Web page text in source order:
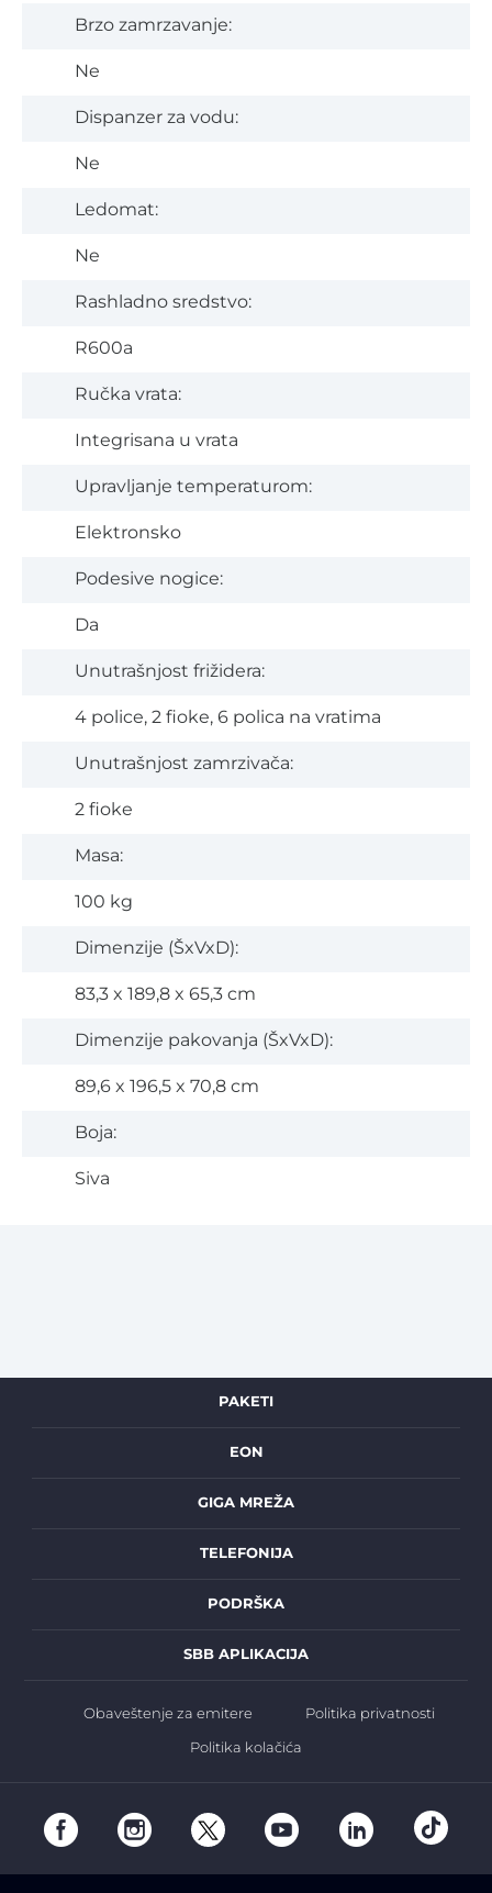
Brzo zamrzavanje:
Ne
Dispanzer za vodu:
Ne
Ledomat:
Ne
Rashladno sredstvo:
R600a
Ručka vrata:
Integrisana u vrata
Upravljanje temperaturom:
Elektronsko
Podesive nogice:
Da
Unutrašnjost frižidera:
4 police, 2 fioke, 6 polica na vratima
Unutrašnjost zamrzivača:
2 fioke
Masa:
100 kg
Dimenzije (ŠxVxD):
83,3 x 189,8 x 65,3 cm
Dimenzije pakovanja (ŠxVxD):
89,6 x 196,5 x 70,8 cm
Boja:
Siva
PAKETI
EON
GIGA MREŽA
TELEFONIJA
PODRŠKA
SBB APLIKACIJA
Obaveštenje za emitere
Politika privatnosti
Politika kolačića